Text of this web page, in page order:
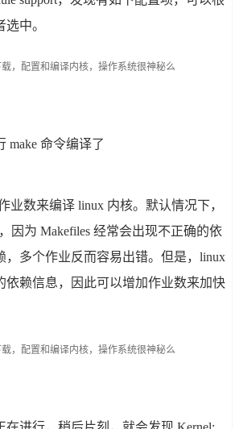
中。
make 命令编译了
业数来编译 linux 内核。默认情况下，
因为 Makefiles 经常会出现不正确的依
，多个作业反而容易出错。但是，linux
依赖信息，因此可以增加作业数来加快